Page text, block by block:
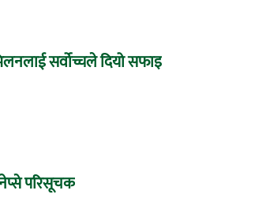
सर्वोच्चले दियो सफाइ
परिसूचक